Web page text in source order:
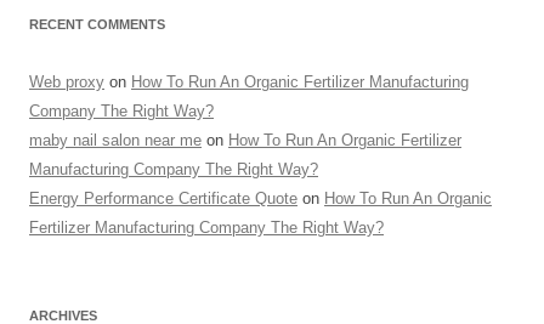
RECENT COMMENTS
Web proxy on How To Run An Organic Fertilizer Manufacturing
Company The Right Way?
maby nail salon near me on How To Run An Organic Fertilizer
Manufacturing Company The Right Way?
Energy Performance Certificate Quote on How To Run An Organic
Fertilizer Manufacturing Company The Right Way?
ARCHIVES